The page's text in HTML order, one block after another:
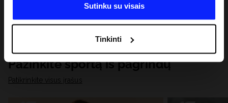
paslaugomis. Gavus Jūsų leidimą, mes galime perduoti
Jūsų asmeninę informaciją savo partneriams, siekdami
analitinius tyrimus, pritaikyti turinį ir tobulinti mūsų
partnerių siūlomus sprendimus (pvz., socialinius tinklus).
Išsamią informaciją rasite mūsų Privatumo politikoje ir
skiltyje „Išsami informacija“.
Sutinku su visais
Tinkinti
Pažinkite sportą iš pagrindų
Patikrinkite visus įrašus